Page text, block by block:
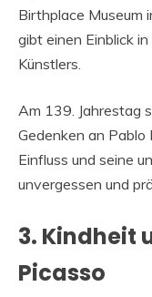
Birthplace Museum
gibt einen Einblick
Künstlers.
Am 139. Jahrestag
Gedenken an Pablo
Einfluss und seine
unvergessen und
3. Kindheit
Picasso